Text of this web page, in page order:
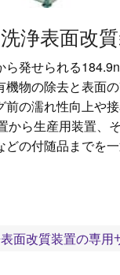
浄表面改
ら発せられる
物の除去と表面
前の濡れ性向上や
から生産用装置、
どの付随品までを
面改質装置の専用